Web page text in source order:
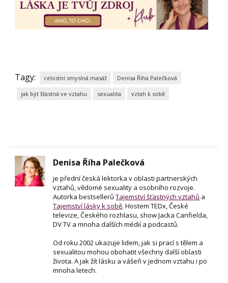
Tagy: celostní smyslná masáž Denisa Říha Palečková
jak být šťastná ve vztahu sexualita vztah k sobě
Denisa Říha Palečková
je přední česká lektorka v oblasti partnerských
vztahů, vědomé sexuality a osobního rozvoje.
Autorka bestsellerůTajemství šťastných vztahů a
Tajemství lásky k sobě. Hostem TEDx, České
televize, Českého rozhlasu, show Jacka Canfielda,
DV TV a mnoha dalších médií a podcastů.
Od roku 2002 ukazuje lidem, jak si prací s tělem a
sexualitou mohou obohatit všechny další oblasti
života. A jak žít lásku a vášeň v jednom vztahu i po
mnoha letech.